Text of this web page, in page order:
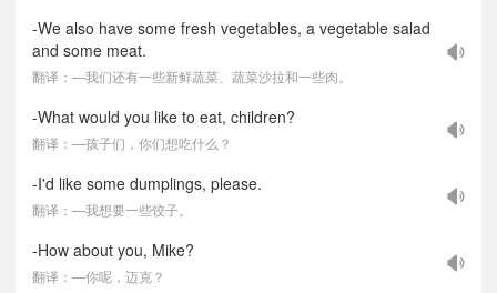
-We also have some fresh vegetables, a vegetable salad
and some meat.
翻译：—我们还有一些新鲜蔬菜、蔬菜沙拉和一些肉。
-What would you like to eat, children?
翻译：—孩子们，你们想吃什么？
-I'd like some dumplings, please.
翻译：—我想要一些饺子。
-How about you, Mike?
翻译：—你呢，迈克？